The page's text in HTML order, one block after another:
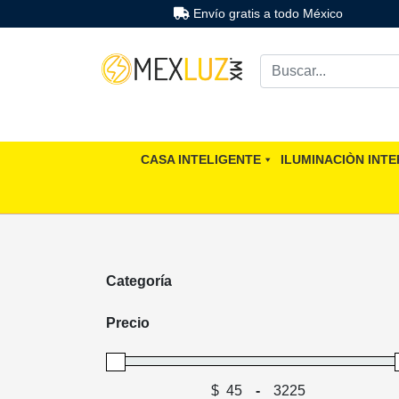
Envío gratis a todo México
CASA INTELIGENTE ILUMINACIÒN
Categoría
Precio
$ -